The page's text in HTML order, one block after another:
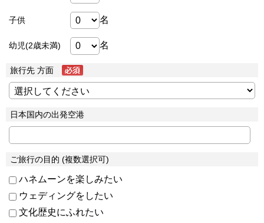
子供 名
幼児(2歳未満) 名
旅行先 方面
日本国内の出発空港
ご旅行の目的 (複数選択可)
ハネムーンを楽しみたい
ウェディングをしたい
文化歴史にふれたい